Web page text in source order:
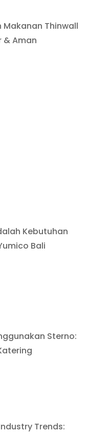
Thinwall
& Aman
Kebutuhan
Bali
Sterno:
Trends: